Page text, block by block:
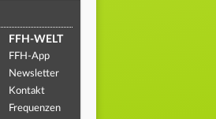
FFH-WELT
FFH-App
Newsletter
Kontakt
Frequenzen